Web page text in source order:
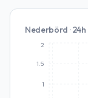
Nederbörd · 24h
1
1.5
2